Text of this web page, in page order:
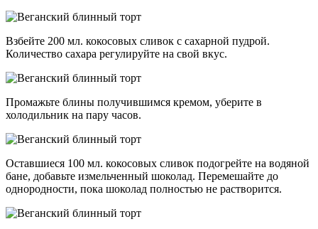
Взбейте 200 мл. кокосовых сливок с сахарной пудрой.
Количество сахара регулируйте на свой вкус.
Промажьте блины получившимся кремом, уберите в
холодильник на пару часов.
Оставшиеся 100 мл. кокосовых сливок подогрейте на водяной
бане, добавьте измельченный шоколад. Перемешайте до
однородности, пока шоколад полностью не растворится.